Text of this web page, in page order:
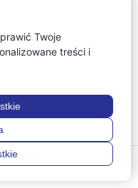
do jadalni Maseri
Twoje
treści i